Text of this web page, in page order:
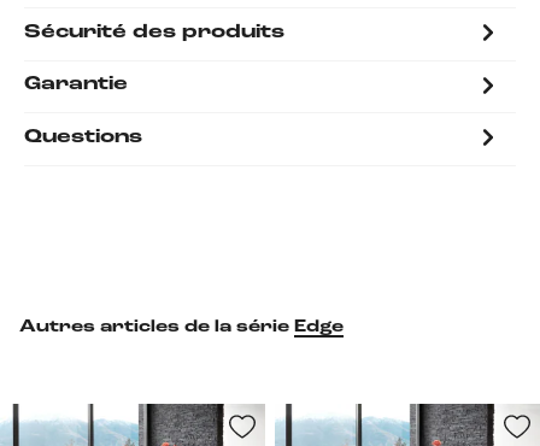
Sécurité des produits
Garantie
Questions
Autres articles de la série Edge